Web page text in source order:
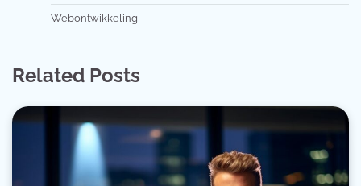
Webontwikkeling
Related Posts